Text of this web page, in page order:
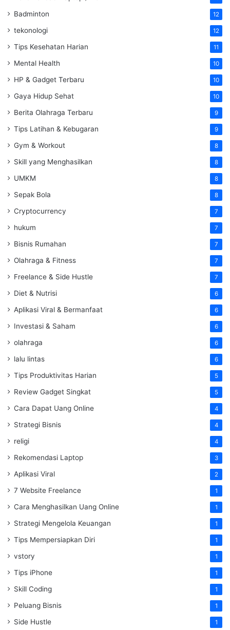
Badminton 12
tekonologi 12
Tips Kesehatan Harian 11
Mental Health 10
HP & Gadget Terbaru 10
Gaya Hidup Sehat 10
Berita Olahraga Terbaru 9
Tips Latihan & Kebugaran 9
Gym & Workout 8
Skill yang Menghasilkan 8
UMKM 8
Sepak Bola 8
Cryptocurrency 7
hukum 7
Bisnis Rumahan 7
Olahraga & Fitness 7
Freelance & Side Hustle 7
Diet & Nutrisi 6
Aplikasi Viral & Bermanfaat 6
Investasi & Saham 6
olahraga 6
lalu lintas 6
Tips Produktivitas Harian 5
Review Gadget Singkat 5
Cara Dapat Uang Online 4
Strategi Bisnis 4
religi 4
Rekomendasi Laptop 3
Aplikasi Viral 2
7 Website Freelance 1
Cara Menghasilkan Uang Online 1
Strategi Mengelola Keuangan 1
Tips Mempersiapkan Diri 1
vstory 1
Tips iPhone 1
Skill Coding 1
Peluang Bisnis 1
Side Hustle 1